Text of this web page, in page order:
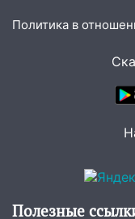
В
полностью
В
нарушителей
площадках
Политика в
Полезные